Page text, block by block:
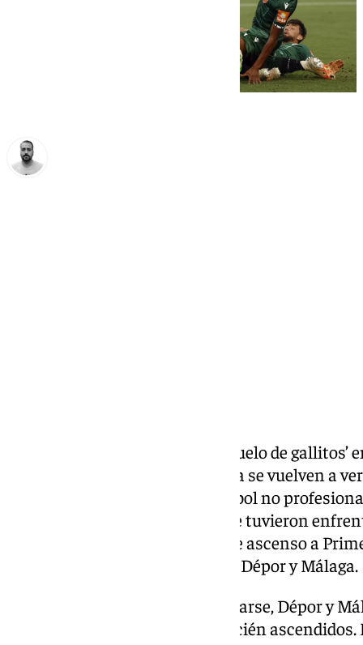
Este domingo se presenta un ‘duelo de gallitos’
Deportivo de la Coruña y Málaga se vuelven a
tras el paso de ambos por el fútbol no
gallegos a la categoría de bronce tuvieron
últimos años, como el playoff de ascenso a
ver del partido que enfrentará a Dépor y Málaga.
Tras cinco temporadas sin cruzarse, Dépor y
andadura por Segunda como recién